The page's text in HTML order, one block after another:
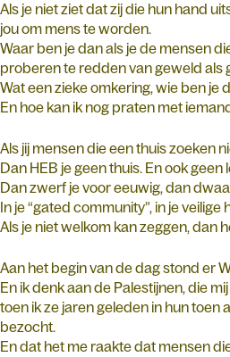
Als je niet ziet dat zij die hun hand
jou om mens te worden.
Waar ben je dan als je de mensen
proberen te redden van geweld als
Wat een zieke omkering, wie ben je
En hoe kan ik nog praten met
Als jij mensen die een thuis zoeken
Dan HEB je geen thuis. En ook geen
Dan zwerf je voor eeuwig, dan
In je “gated community”, in je veilige
Als je niet welkom kan zeggen, dan
Aan het begin van de dag stond er
En ik denk aan de Palestijnen, die
toen ik ze jaren geleden in hun
bezocht.
En dat het me raakte dat mensen